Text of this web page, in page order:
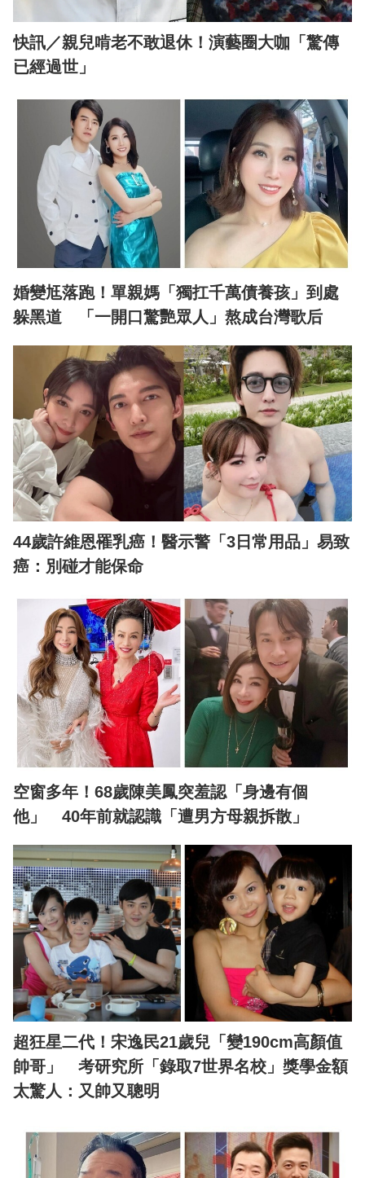
快訊／親兒啃老不敢退休！演藝圈大咖「驚傳
已經過世」
婚變尪落跑！單親媽「獨扛千萬債養孩」到處
躲黑道 「一開口驚艷眾人」熬成台灣歌后
44歲許維恩罹乳癌！醫示警「3日常用品」易致
癌：別碰才能保命
空窗多年！68歲陳美鳳突羞認「身邊有個
他」 40年前就認識「遭男方母親拆散」
超狂星二代！宋逸民21歲兒「變190cm高顏值
帥哥」 考研究所「錄取7世界名校」獎學金額
太驚人：又帥又聰明